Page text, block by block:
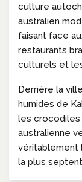
culture
australien
faisant face
restaurants
culturels et
Derrière la
humides de
les crocodiles
australienne
véritablement
la plus